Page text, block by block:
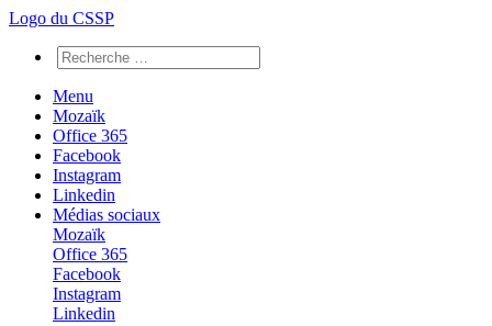
Logo du CSSP
Menu
Mozaïk
Office 365
Facebook
Instagram
Linkedin
Médias sociaux
Mozaïk
Office 365
Facebook
Instagram
Linkedin